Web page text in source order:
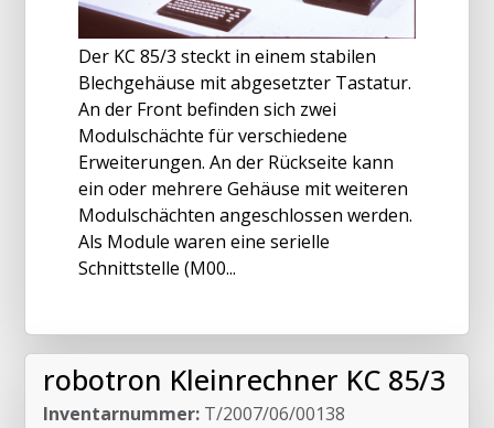
Der KC 85/3 steckt in einem stabilen
Blechgehäuse mit abgesetzter Tastatur.
An der Front befinden sich zwei
Modulschächte für verschiedene
Erweiterungen. An der Rückseite kann
ein oder mehrere Gehäuse mit weiteren
Modulschächten angeschlossen werden.
Als Module waren eine serielle
Schnittstelle (M00...
robotron Kleinrechner KC 85/3
Inventarnummer: T/2007/06/00138